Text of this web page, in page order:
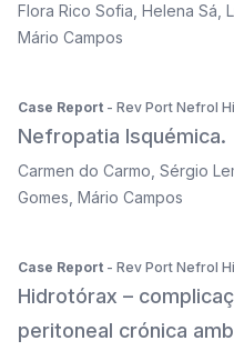
Flora Rico Sofia Helena Sá
Mário Campos
Case Report - Rev Port Nefrol
Nefropatia Isquémica.
Carmen do Carmo Sérgio
Gomes Mário Campos
Case Report - Rev Port Nefrol
Hidrotórax –
peritoneal crónica